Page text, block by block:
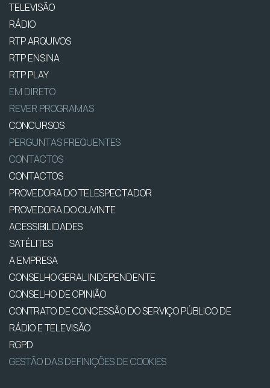
TELEVISÃO
RÁDIO
RTP ARQUIVOS
RTP ENSINA
RTP PLAY
EM DIRETO
REVER PROGRAMAS
CONCURSOS
PERGUNTAS FREQUENTES
CONTACTOS
CONTACTOS
PROVEDORA DO TELESPECTADOR
PROVEDORA DO OUVINTE
ACESSIBILIDADES
SATÉLITES
A EMPRESA
CONSELHO GERAL INDEPENDENTE
CONSELHO DE OPINIÃO
CONTRATO DE CONCESSÃO DO SERVIÇO PÚBLICO DE
RÁDIO E TELEVISÃO
RGPD
GESTÃO DAS DEFINIÇÕES DE COOKIES